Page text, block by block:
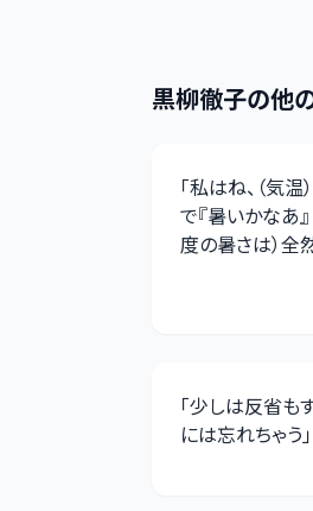
黒柳徹子の他
「私はね、（気
で『暑いかなあ
度の暑さは）全
「少しは反省も
には忘れちゃう」